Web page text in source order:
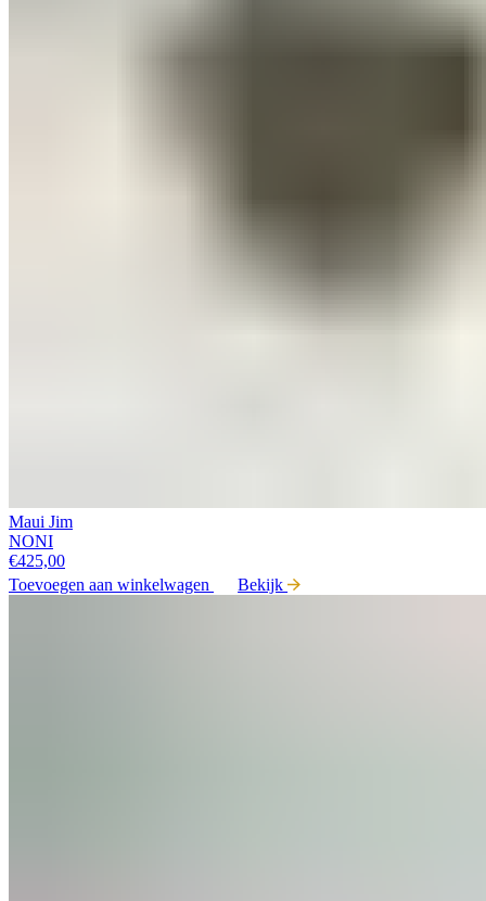
Maui Jim
NONI
€425,00
Toevoegen aan winkelwagen
Bekijk